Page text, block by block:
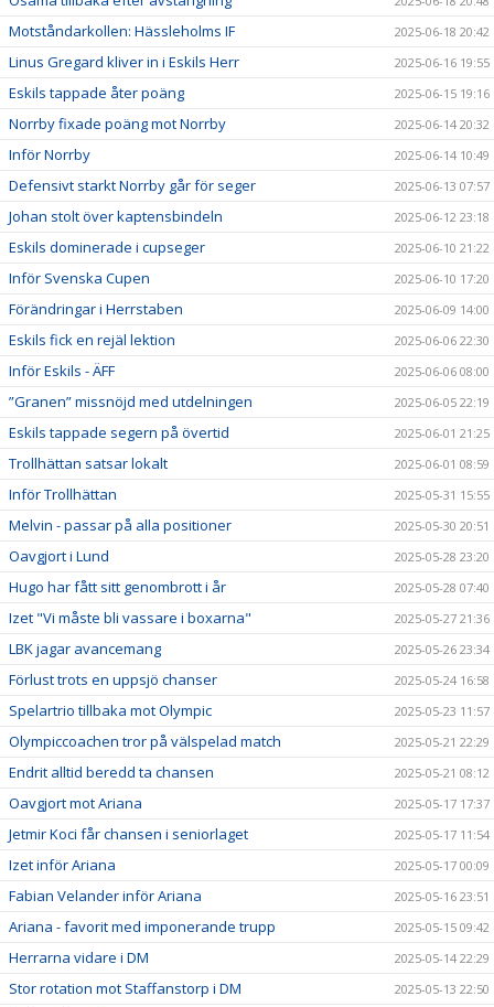
Motståndarkollen: Hässleholms IF 2025-06-18 20:42
Linus Gregard kliver in i Eskils Herr 2025-06-16 19:55
Eskils tappade åter poäng 2025-06-15 19:16
Norrby fixade poäng mot Norrby 2025-06-14 20:32
Inför Norrby 2025-06-14 10:49
Defensivt starkt Norrby går för seger 2025-06-13 07:57
Johan stolt över kaptensbindeln 2025-06-12 23:18
Eskils dominerade i cupseger 2025-06-10 21:22
Inför Svenska Cupen 2025-06-10 17:20
Förändringar i Herrstaben 2025-06-09 14:00
Eskils fick en rejäl lektion 2025-06-06 22:30
Inför Eskils - ÄFF 2025-06-06 08:00
”Granen” missnöjd med utdelningen 2025-06-05 22:19
Eskils tappade segern på övertid 2025-06-01 21:25
Trollhättan satsar lokalt 2025-06-01 08:59
Inför Trollhättan 2025-05-31 15:55
Melvin - passar på alla positioner 2025-05-30 20:51
Oavgjort i Lund 2025-05-28 23:20
Hugo har fått sitt genombrott i år 2025-05-28 07:40
Izet "Vi måste bli vassare i boxarna" 2025-05-27 21:36
LBK jagar avancemang 2025-05-26 23:34
Förlust trots en uppsjö chanser 2025-05-24 16:58
Spelartrio tillbaka mot Olympic 2025-05-23 11:57
Olympiccoachen tror på välspelad match 2025-05-21 22:29
Endrit alltid beredd ta chansen 2025-05-21 08:12
Oavgjort mot Ariana 2025-05-17 17:37
Jetmir Koci får chansen i seniorlaget 2025-05-17 11:54
Izet inför Ariana 2025-05-17 00:09
Fabian Velander inför Ariana 2025-05-16 23:51
Ariana - favorit med imponerande trupp 2025-05-15 09:42
Herrarna vidare i DM 2025-05-14 22:29
Stor rotation mot Staffanstorp i DM 2025-05-13 22:50